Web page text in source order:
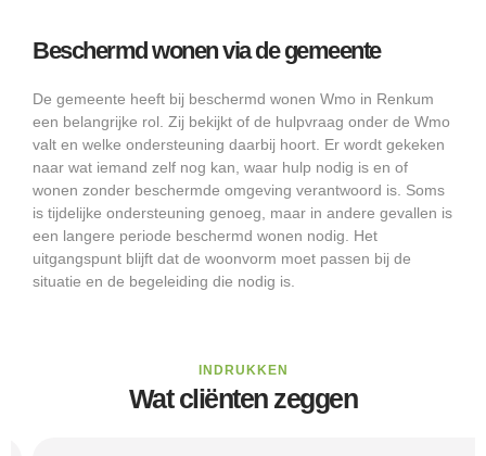
Beschermd wonen via de gemeente
De gemeente heeft bij beschermd wonen Wmo in Renkum
een belangrijke rol. Zij bekijkt of de hulpvraag onder de Wmo
valt en welke ondersteuning daarbij hoort. Er wordt gekeken
naar wat iemand zelf nog kan, waar hulp nodig is en of
wonen zonder beschermde omgeving verantwoord is. Soms
is tijdelijke ondersteuning genoeg, maar in andere gevallen is
een langere periode beschermd wonen nodig. Het
uitgangspunt blijft dat de woonvorm moet passen bij de
situatie en de begeleiding die nodig is.
INDRUKKEN
Wat cliënten zeggen